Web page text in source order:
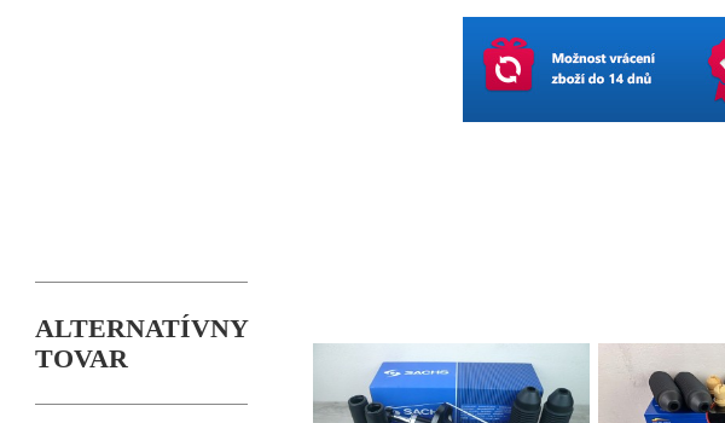
ALTERNATÍVNY
TOVAR